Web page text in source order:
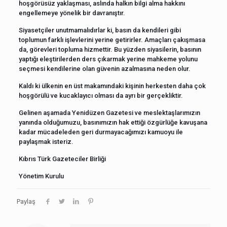
hoşgörüsüz yaklaşması, aslında halkın bilgi alma hakkını
engellemeye yönelik bir davranıştır.
Siyasetçiler unutmamalıdırlar ki, basın da kendileri gibi
toplumun farklı işlevlerini yerine getirirler. Amaçları çakışmasa
da, görevleri topluma hizmettir. Bu yüzden siyasilerin, basının
yaptığı eleştirilerden ders çıkarmak yerine mahkeme yolunu
seçmesi kendilerine olan güvenin azalmasına neden olur.
Kaldı ki ülkenin en üst makamındaki kişinin herkesten daha çok
hoşgörülü ve kucaklayıcı olması da ayrı bir gerçekliktir.
Gelinen aşamada Yenidüzen Gazetesi ve meslektaşlarımızın
yanında olduğumuzu, basınımızın hak ettiği özgürlüğe kavuşana
kadar mücadeleden geri durmayacağımızı kamuoyu ile
paylaşmak isteriz.
Kıbrıs Türk Gazeteciler Birliği
Yönetim Kurulu
Paylaş